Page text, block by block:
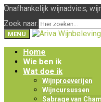
Onafhankelijk wijnadvies,
Zoek naar:
MENU
Home
Wie ben ik
Wat doe ik
Wijnproeverijen
Wijncursussen
Sabrage van